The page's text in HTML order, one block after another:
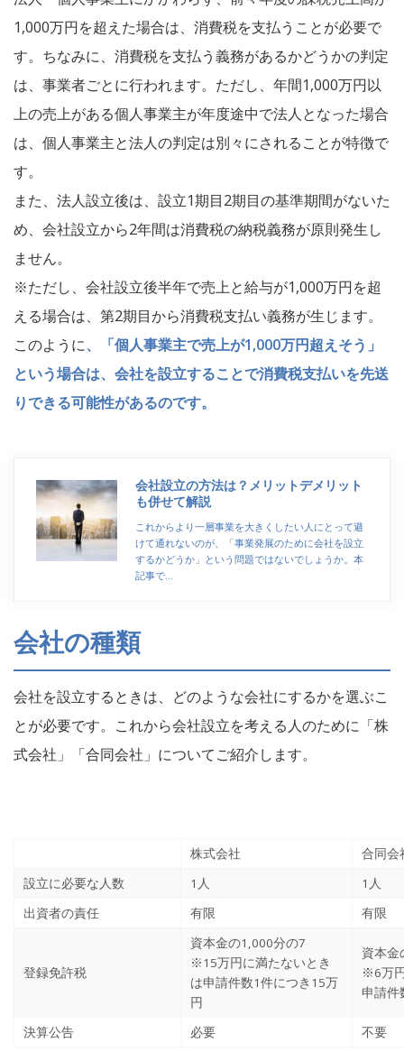
1,000万円を超えた場合は、消費税を支払うことが必要で
す。ちなみに、消費税を支払う義務があるかどうかの判定
は、事業者ごとに行われます。ただし、年間1,000万円以
上の売上がある個人事業主が年度途中で法人となった場合
は、個人事業主と法人の判定は別々にされることが特徴で
す。
また、法人設立後は、設立1期目2期目の基準期間がないた
め、会社設立から2年間は消費税の納税義務が原則発生し
ません。
※ただし、会社設立後半年で売上と給与が1,000万円を超
える場合は、第2期目から消費税支払い義務が生じます。
このように、「個人事業主で売上が1,000万円超えそう」
という場合は、会社を設立することで消費税支払いを先送
りできる可能性があるのです。
会社設立の方法は？メリットデメリット
も併せて解説
これからより一層事業を大きくしたい人にとって避
けて通れないのが、「事業発展のために会社を設立
するかどうか」という問題ではないでしょうか。本
記事で…
会社の種類
会社を設立するときは、どのような会社にするかを選ぶこ
とが必要です。これから会社設立を考える人のために「株
式会社」「合同会社」についてご紹介します。
株式会社
合同会
設立に必要な人数
1人
1人
出資者の責任
有限 有限
登録免許税
資本金の1,000分の7
※15万円に満たないとき
は申請件数1件につき15万
円
資本金
※6万
申請件
決算公告 必要 不要